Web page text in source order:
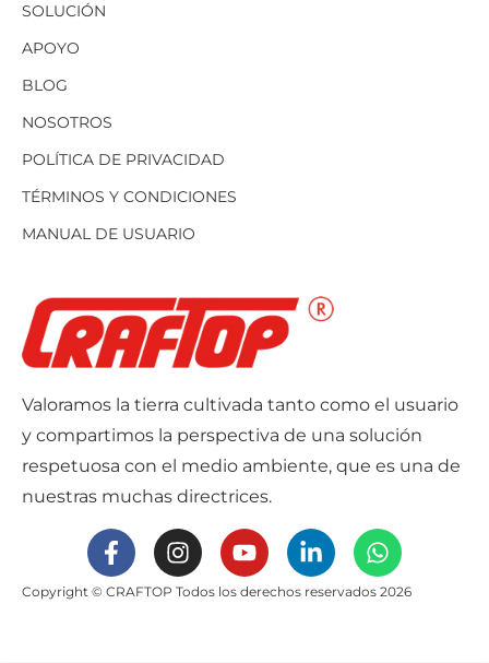
Valoramos la tierra cultivada tanto como el usuario
y compartimos la perspectiva de una solución
respetuosa con el medio ambiente, que es una de
nuestras muchas directrices.
Copyright © CRAFTOP Todos los derechos reservados 2026
SOLUCIÓN
APOYO
BLOG
NOSOTROS
POLÍTICA DE PRIVACIDAD
TÉRMINOS Y CONDICIONES
MANUAL DE USUARIO